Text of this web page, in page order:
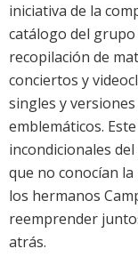
iniciativa de la
catálogo del
recopilación de
conciertos y
singles y
emblemáticos.
incondicionales
que no conocían
los hermanos
reemprender
atrás.